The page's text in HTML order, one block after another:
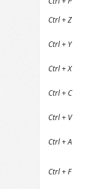
Ctrl + Z
Ctrl + Y
Ctrl + X
Ctrl + C
Ctrl + V
Ctrl + A
Ctrl + F